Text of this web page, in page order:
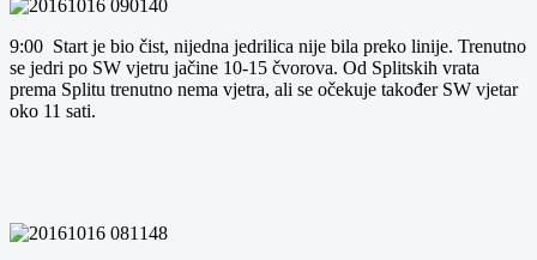
9:00 Start je bio čist, nijedna jedrilica nije bila preko linije. Trenutno
se jedri po SW vjetru jačine 10-15 čvorova. Od Splitskih vrata
prema Splitu trenutno nema vjetra, ali se očekuje također SW vjetar
oko 11 sati.